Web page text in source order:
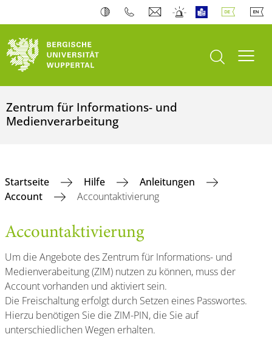
Suche öffnen
Zentrum für Informations- und
Medienverarbeitung
Startseite Hilfe
Anleitungen
Account
Accountaktivierung
Accountaktivierung
Um die Angebote des Zentrum für Informations- und
Medienverabeitung (ZIM) nutzen zu können, muss der
Account vorhanden und aktiviert sein.
Die Freischaltung erfolgt durch Setzen eines Passwortes.
Hierzu benötigen Sie die ZIM-PIN, die Sie auf
unterschiedlichen Wegen erhalten.